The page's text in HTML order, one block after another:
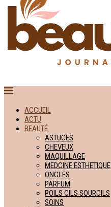
ACCUEIL
ACTU
BEAUTÉ
ASTUCES
CHEVEUX
MAQUILLAGE
MEDCINE ESTHETIQUE
ONGLES
PARFUM
POILS CILS SOURCILS
SOINS